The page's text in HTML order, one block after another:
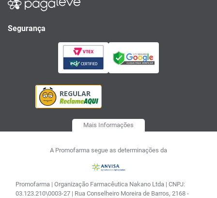
Segurança
Mais Informações
A Promofarma segue as determinações da
Promofarma | Organização Farmacêutica Nakano Ltda | CNPJ:
03.123.210\0003-27 | Rua Conselheiro Moreira de Barros, 2168 -